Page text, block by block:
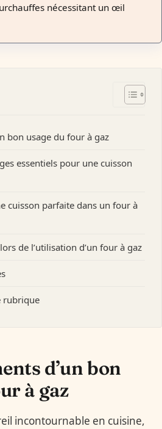
nécessitant un œil
bon usage du four à gaz
essentiels pour une cuisson
cuisson parfaite dans un four à
de l’utilisation d’un four à gaz
rubrique
d’un bon
à gaz
incontournable en cuisine,